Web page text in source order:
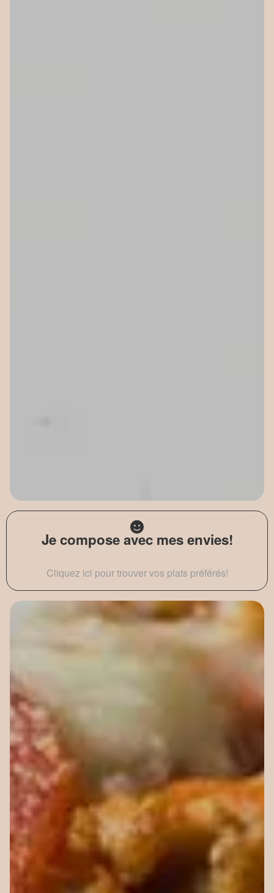
Je compose avec mes envies!
Cliquez ici pour trouver vos plats préférés!